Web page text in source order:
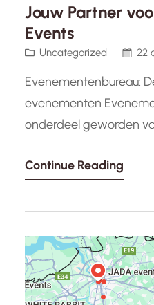
Jouw Partner
Events
Uncategorized 22
Evenementenbureau:
evenementen
onderdeel geworden
bedrijfsfeest, een
evenement vereist
professioneel
komt.
Continue Reading